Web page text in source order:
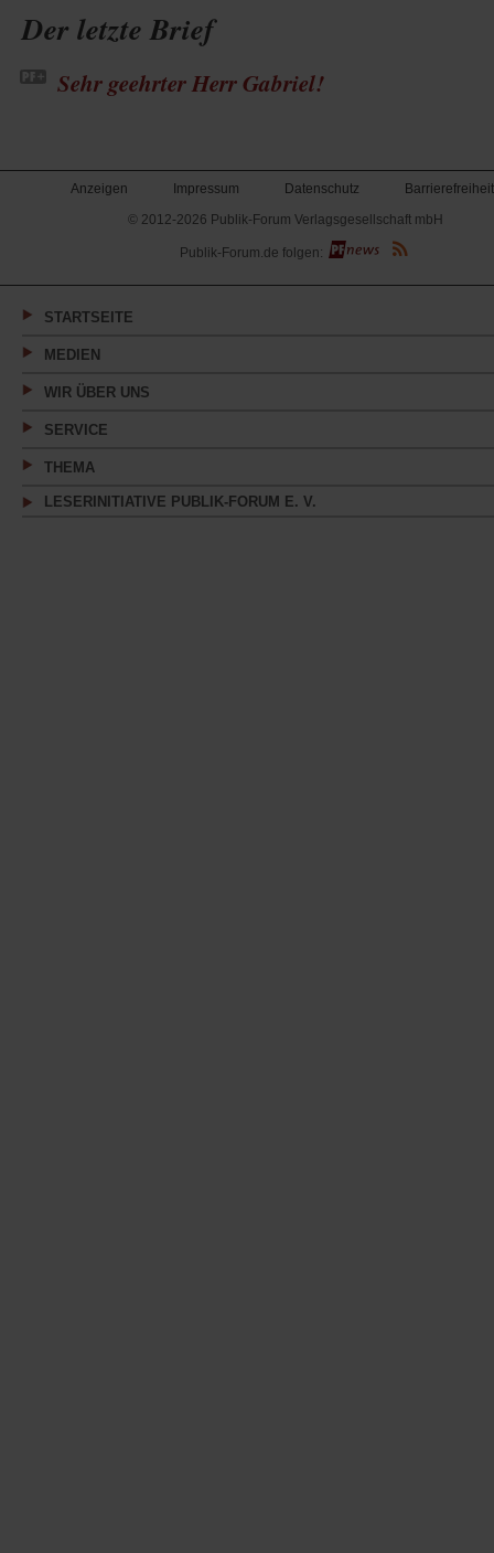
Der letzte Brief
Sehr geehrter Herr Gabriel!
Anzeigen Impressum Datenschutz
Barrierefreiheit
© 2012-2026 Publik-Forum Verlagsgesellschaft mbH
(Öffnet
in
neuen
Publik-Forum.de folgen:
STARTSEITE
MEDIEN
WIR ÜBER UNS
SERVICE
THEMA
LESERINITIATIVE PUBLIK-FORUM E. V.